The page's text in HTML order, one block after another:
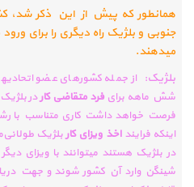
همان­طور که پیش از این ذکر شد،
جنوبی و بلژیک راه دیگری را برای
می­دهند.
بلژیک: از جمله کشور­های عضو
شش ماهه برای فرد متقاضی کاردر
فرصت خواهد داشت کاری متناسب با
اینکه فرایند اخذ ویزای کاربلژیک طولانی
در بلژیک هستند می­توانند با ویزای
شینگن وارد آن کشور شوند و جهت